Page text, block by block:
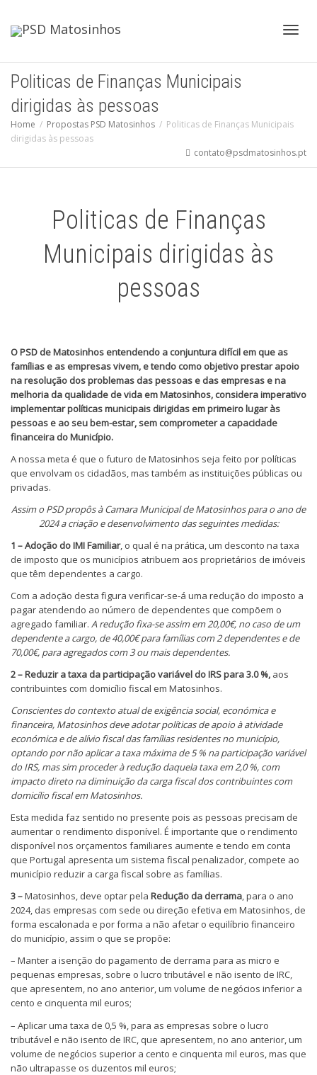
Politicas de Finanças Municipais
dirigidas às pessoas
Home Propostas PSD Matosinhos
Politicas de Finanças Municipais
dirigidas às pessoas
contato@psdmatosinhos.pt
Politicas de Finanças
Municipais dirigidas às
pessoas
O PSD de Matosinhos entendendo a conjuntura difícil em que as
famílias e as empresas vivem, e tendo como objetivo prestar apoio
na resolução dos problemas das pessoas e das empresas e na
melhoria da qualidade de vida em Matosinhos, considera imperativo
implementar políticas municipais dirigidas em primeiro lugar às
pessoas e ao seu bem-estar, sem comprometer a capacidade
financeira do Município.
A nossa meta é que o futuro de Matosinhos seja feito por políticas
que envolvam os cidadãos, mas também as instituições públicas ou
privadas.
Assim o PSD propôs à Camara Municipal de Matosinhos para o ano de
2024 a criação e desenvolvimento das seguintes medidas:
1 – Adoção do IMI Familiar, o qual é na prática, um desconto na taxa
de imposto que os municípios atribuem aos proprietários de imóveis
que têm dependentes a cargo.
Com a adoção desta figura verificar-se-á uma redução do imposto a
pagar atendendo ao número de dependentes que compõem o
agregado familiar. A redução fixa-se assim em 20,00€, no caso de um
dependente a cargo, de 40,00€ para famílias com 2 dependentes e de
70,00€, para agregados com 3 ou mais dependentes.
2 –Reduzir a taxa da participação variável do IRS para 3.0 %, aos
contribuintes com domicílio fiscal em Matosinhos.
Conscientes do contexto atual de exigência social, económica e
financeira, Matosinhos deve adotar políticas de apoio à atividade
económica e de alívio fiscal das famílias residentes no município,
optando por não aplicar a taxa máxima de 5 % na participação variável
do IRS, mas sim proceder à redução daquela taxa em 2,0 %, com
impacto direto na diminuição da carga fiscal dos contribuintes com
domicílio fiscal em Matosinhos.
Esta medida faz sentido no presente pois as pessoas precisam de
aumentar o rendimento disponível. É importante que o rendimento
disponível nos orçamentos familiares aumente e tendo em conta
que Portugal apresenta um sistema fiscal penalizador, compete ao
município reduzir a carga fiscal sobre as famílias.
3 –Matosinhos, deve optar pela Redução da derrama, para o ano
2024, das empresas com sede ou direção efetiva em Matosinhos, de
forma escalonada e por forma a não afetar o equilíbrio financeiro
do município, assim o que se propõe:
– Manter a isenção do pagamento de derrama para as micro e
pequenas empresas, sobre o lucro tributável e não isento de IRC,
que apresentem, no ano anterior, um volume de negócios inferior a
cento e cinquenta mil euros;
– Aplicar uma taxa de 0,5 %, para as empresas sobre o lucro
tributável e não isento de IRC, que apresentem, no ano anterior, um
volume de negócios superior a cento e cinquenta mil euros, mas que
não ultrapasse os duzentos mil euros;